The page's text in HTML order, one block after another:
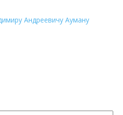
Андреевичу Ауману